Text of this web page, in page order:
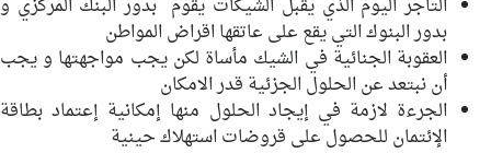
التاجر اليوم الذي يقبل الشيكات يقوم بدور البنك المركزي و
بدور البنوك التي يقع على عاتقها اقراض المواطن
العقوبة الجنائية في الشيك مأساة لكن يجب مواجهتها و يجب
أن نبتعد عن الحلول الجزئية قدر الامكان
الجرءة لازمة في إيجاد الحلول منها إمكانية إعتماد بطاقة
الإئتمان للحصول على قروضات استهلاك حينية